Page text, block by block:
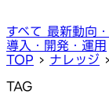
すべて 最新動向
導入・開発・運用
TOP › ナレッジ ›
TAG